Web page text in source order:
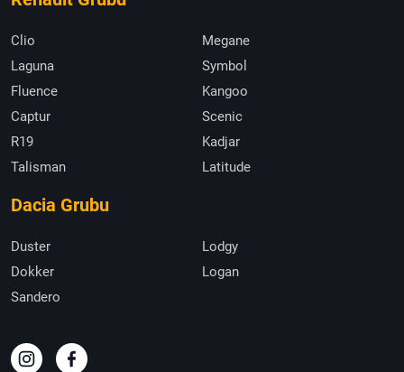
Clio
Megane
Laguna
Symbol
Fluence
Kangoo
Captur
Scenic
R19
Kadjar
Talisman
Latitude
Dacia Grubu
Duster
Lodgy
Dokker
Logan
Sandero